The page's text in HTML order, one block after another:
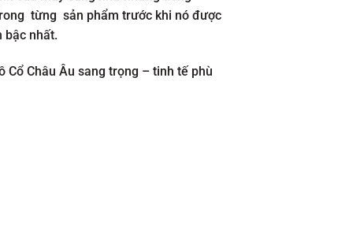
từng sản phẩm trước khi nó được
bậc nhất.
Châu Âu sang trọng – tinh tế phù